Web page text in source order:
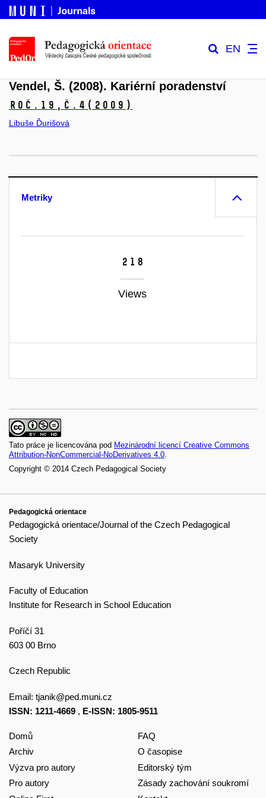
EN
Vendel, Š. (2008). Kariérní poradenství
Roč.19, č.4 (2009)
Libuše Ďurišová
Metriky
218
Views
Tato práce je licencována pod Mezinárodní licencí Creative Commons
Attribution-NonCommercial-NoDerivatives 4.0.
Copyright © 2014 Czech Pedagogical Society
Pedagogická orientace
Pedagogická orientace/Journal of the Czech Pedagogical
Society
Masaryk University
Faculty of Education
Institute for Research in School Education
Poříčí 31
603 00 Brno
Czech Republic
Email: tjanik@ped.muni.cz
ISSN: 1211-4669 , E-ISSN: 1805-9511
Domů
Archiv
Výzva pro autory
Pro autory
FAQ
O časopise
Editorský tým
Zásady zachování soukromí